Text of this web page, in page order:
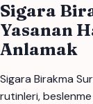
Sigara
Yasanan
Anlamak
Sigara Birakma
rutinleri, beslenme